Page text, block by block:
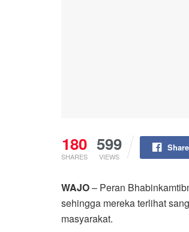
180
SHARES
599
VIEWS
WAJO– Peran
sehingga mereka terlihat
masyarakat.